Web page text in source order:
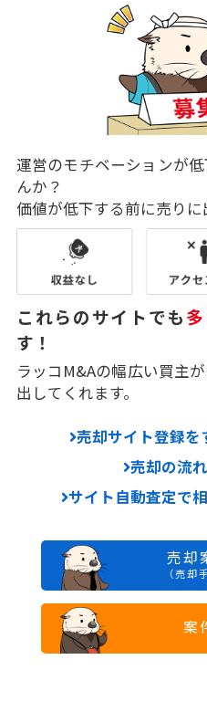
運営のモチベーションが
んか？
価値が低下する前に売りに
これらのサイトでも
す！
ラッコM&Aの幅広い買主
出してくれます。
売却サイト登録を
売却の流
サイト自動査定で
売却
（売却
案